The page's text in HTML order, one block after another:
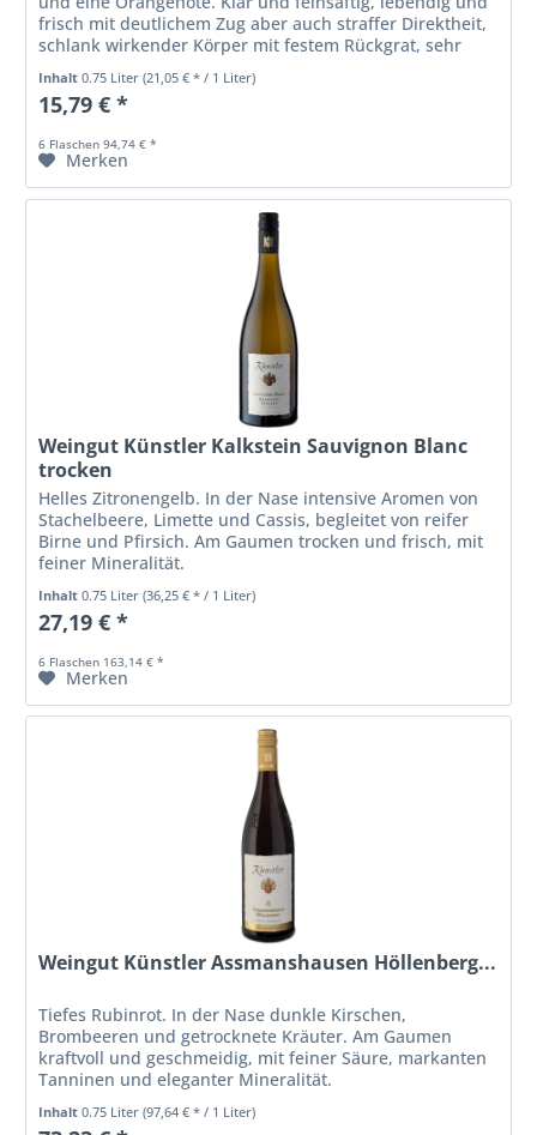
frisch mit deutlichem Zug aber auch straffer Direktheit,
schlank wirkender Körper mit festem Rückgrat, sehr
geradlinig und...
Inhalt0.75 Liter(21,05 € * / 1 Liter)
15,79 € *
6 Flaschen 94,74 € *
Merken
Weingut Künstler Kalkstein Sauvignon Blanc
trocken
Helles Zitronengelb. In der Nase intensive Aromen von
Stachelbeere, Limette und Cassis, begleitet von reifer
Birne und Pfirsich. Am Gaumen trocken und frisch, mit
feiner Mineralität.
Inhalt0.75 Liter(36,25 € * / 1 Liter)
27,19 € *
6 Flaschen 163,14 € *
Merken
Weingut Künstler Assmanshausen Höllenberg...
Tiefes Rubinrot. In der Nase dunkle Kirschen,
Brombeeren und getrocknete Kräuter. Am Gaumen
kraftvoll und geschmeidig, mit feiner Säure, markanten
Tanninen und eleganter Mineralität.
Inhalt0.75 Liter(97,64 € * / 1 Liter)